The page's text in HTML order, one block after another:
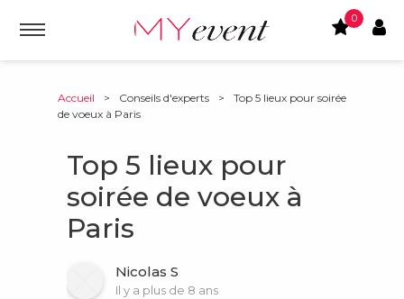
0
Accueil > Conseils d'experts >
Top 5 lieux pour soirée
de voeux à Paris
Top 5 lieux pour
soirée de voeux à
Paris
Nicolas S
Il y a plus de 8 ans